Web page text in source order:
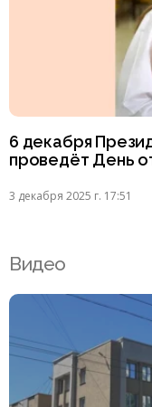
6 декабря
проведёт День
3 декабря 2025 г. 17:51
Видео